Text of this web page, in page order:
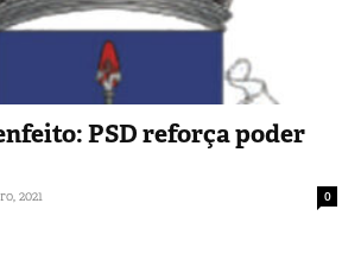
PSD reforça poder
2021 0